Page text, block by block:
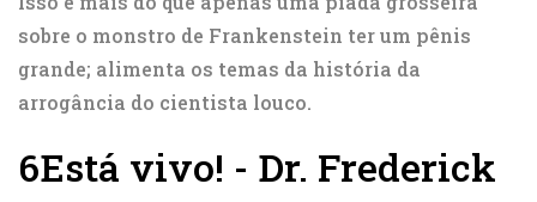
sobre o monstro de Frankenstein ter um pênis
grande; alimenta os temas da história da
arrogância do cientista louco.
6Está vivo! - Dr. Frederick